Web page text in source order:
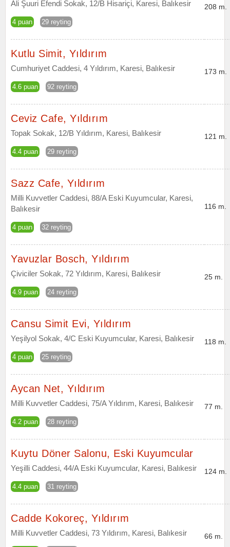
Ali Şuuri Efendi Sokak, 12/B Hisariçi, Karesi, Balıkesir
4 puan 29 reyting
208 m.
Kutlu Simit, Yıldırım
Cumhuriyet Caddesi, 4 Yıldırım, Karesi, Balıkesir
4.6 puan 92 reyting
173 m.
Ceviz Cafe, Yıldırım
Topak Sokak, 12/B Yıldırım, Karesi, Balıkesir
4.4 puan 29 reyting
121 m.
Sazz Cafe, Yıldırım
Milli Kuvvetler Caddesi, 88/A Eski Kuyumcular, Karesi,
Balıkesir
4 puan 32 reyting
116 m.
Yavuzlar Bosch, Yıldırım
Çiviciler Sokak, 72 Yıldırım, Karesi, Balıkesir
4.9 puan 24 reyting
25 m.
Cansu Simit Evi, Yıldırım
Yeşilyol Sokak, 4/C Eski Kuyumcular, Karesi, Balıkesir
4 puan 25 reyting
118 m.
Aycan Net, Yıldırım
Milli Kuvvetler Caddesi, 75/A Yıldırım, Karesi, Balıkesir
4.2 puan 28 reyting
77 m.
Kuytu Döner Salonu, Eski Kuyumcular
Yeşilli Caddesi, 44/A Eski Kuyumcular, Karesi, Balıkesir
4.4 puan 31 reyting
124 m.
Cadde Kokoreç, Yıldırım
Milli Kuvvetler Caddesi, 73 Yıldırım, Karesi, Balıkesir 66 m.